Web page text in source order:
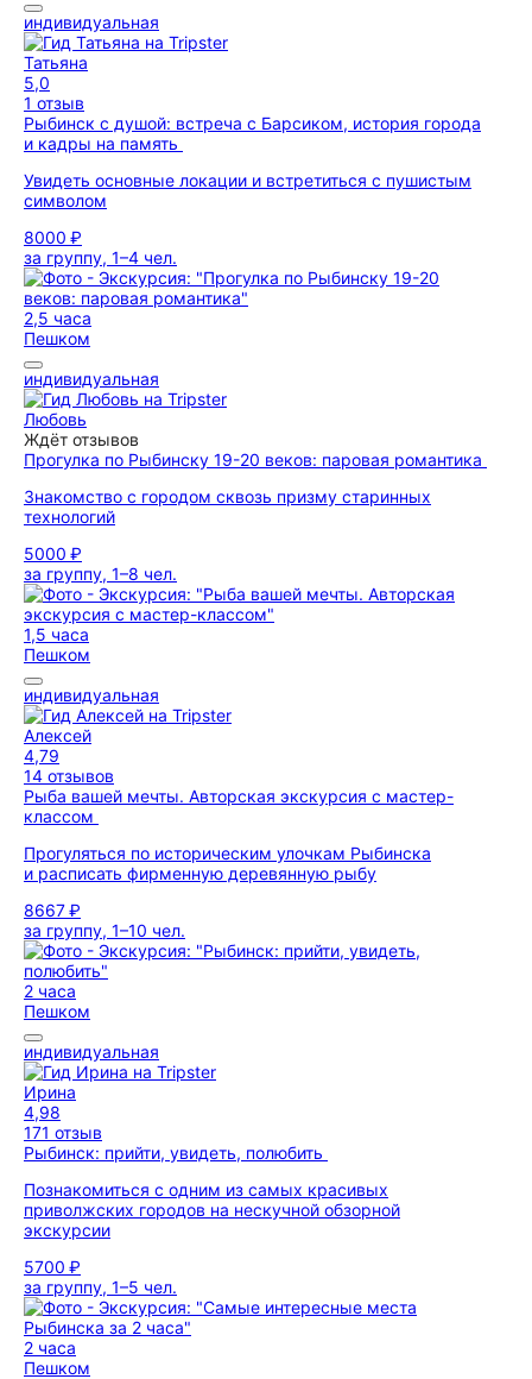
индивидуальная
Татьяна
5,0
1 отзыв
Рыбинск с душой: встреча с Барсиком, история города
и кадры на память
Увидеть основные локации и встретиться с пушистым
символом
8000 ₽
за группу, 1–4 чел.
2,5 часа
Пешком
индивидуальная
Любовь
Ждёт отзывов
Прогулка по Рыбинску 19-20 веков: паровая романтика
Знакомство с городом сквозь призму старинных
технологий
5000 ₽
за группу, 1–8 чел.
1,5 часа
Пешком
индивидуальная
Алексей
4,79
14 отзывов
Рыба вашей мечты. Авторская экскурсия с мастер-
классом
Прогуляться по историческим улочкам Рыбинска
и расписать фирменную деревянную рыбу
8667 ₽
за группу, 1–10 чел.
2 часа
Пешком
индивидуальная
Ирина
4,98
171 отзыв
Рыбинск: прийти, увидеть, полюбить
Познакомиться с одним из самых красивых
приволжских городов на нескучной обзорной
экскурсии
5700 ₽
за группу, 1–5 чел.
2 часа
Пешком